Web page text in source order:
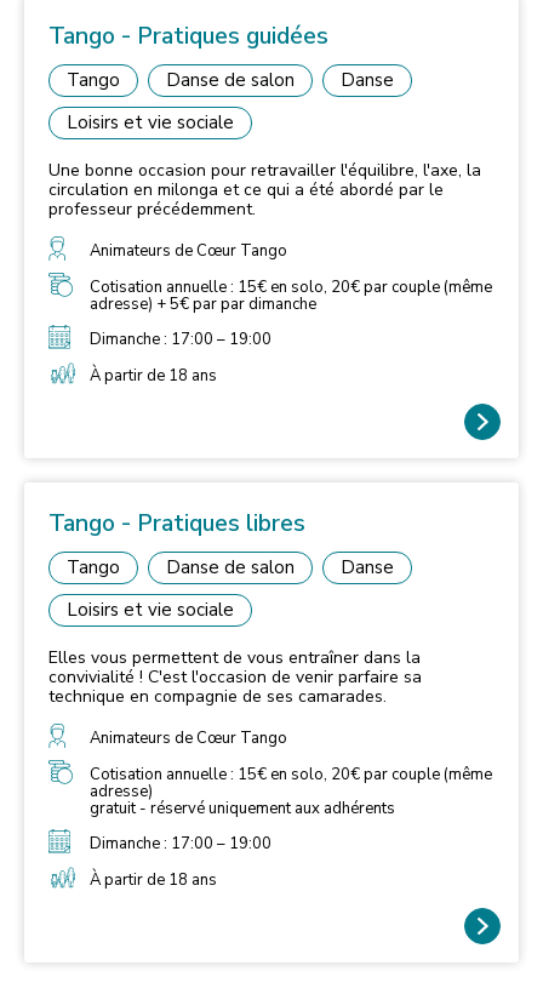
Tango - Pratiques guidées
Tango Danse de salon
Danse
Loisirs et vie sociale
Une bonne occasion pour retravailler l'équilibre, l'axe, la
circulation en milonga et ce qui a été abordé par le
professeur précédemment.
Animateurs de Cœur Tango
Cotisation annuelle : 15€ en solo, 20€ par couple (même
adresse) + 5€ par par dimanche
Dimanche : 17:00 – 19:00
À partir de 18 ans
Tango - Pratiques libres
Tango Danse de salon
Danse
Loisirs et vie sociale
Elles vous permettent de vous entraîner dans la
convivialité ! C'est l'occasion de venir parfaire sa
technique en compagnie de ses camarades.
Animateurs de Cœur Tango
Cotisation annuelle : 15€ en solo, 20€ par couple (même
adresse)
gratuit - réservé uniquement aux adhérents
Dimanche : 17:00 – 19:00
À partir de 18 ans